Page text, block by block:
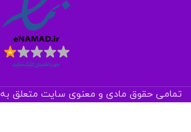
تمامی حقوق مادی و معنوی سایت متعلق